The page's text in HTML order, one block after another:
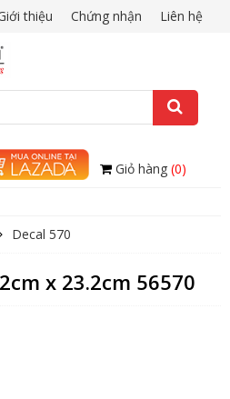
Liên hệ
Chứng nhận
thiệu
Giỏ hàng (0)
Decal 570
x 23.2cm 56570